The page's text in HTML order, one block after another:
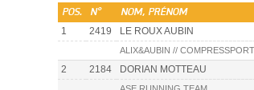
POS. N° NOM, PRÉNOM
1 2419 LE ROUX AUBIN
ALIX&AUBIN // COMPRESSPORT
2 2184 DORIAN MOTTEAU